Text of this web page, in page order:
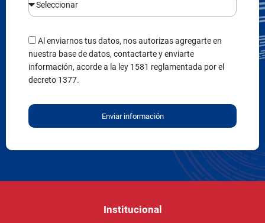
Al enviarnos tus datos, nos autorizas agregarte en
nuestra base de datos, contactarte y enviarte
información, acorde a la ley 1581 reglamentada por el
decreto 1377.
Enviar información
Institucional